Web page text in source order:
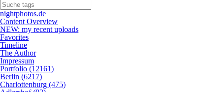
nightphotos.de
Content Overview
NEW: my recent uploads
Favorites
Timeline
The Author
Impressum
Portfolio (12161)
Berlin (6217)
Charlottenburg (475)